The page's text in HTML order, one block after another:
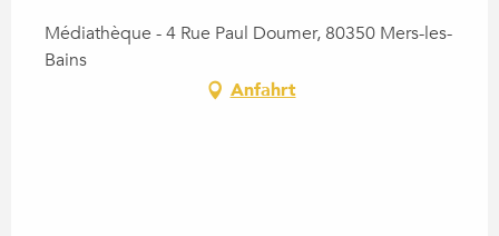
Médiathèque - 4 Rue Paul Doumer, 80350 Mers-les-
Bains
Anfahrt